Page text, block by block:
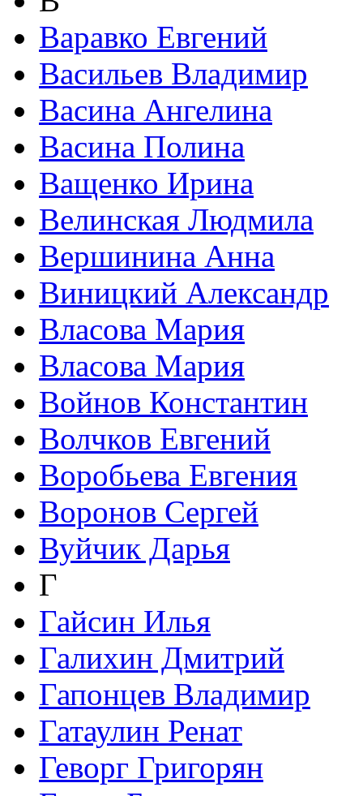
Варавко Евгений
Васильев Владимир
Васина Ангелина
Васина Полина
Ващенко Ирина
Велинская Людмила
Вершинина Анна
Виницкий Александр
Власова Мария
Власова Мария
Войнов Константин
Волчков Евгений
Воробьева Евгения
Воронов Сергей
Вуйчик Дарья
Г
Гайсин Илья
Галихин Дмитрий
Гапонцев Владимир
Гатаулин Ренат
Геворг Григорян